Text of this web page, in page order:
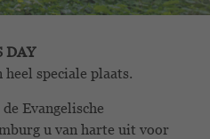
DAY
speciale plaats.
Evangelische
u van harte uit voor